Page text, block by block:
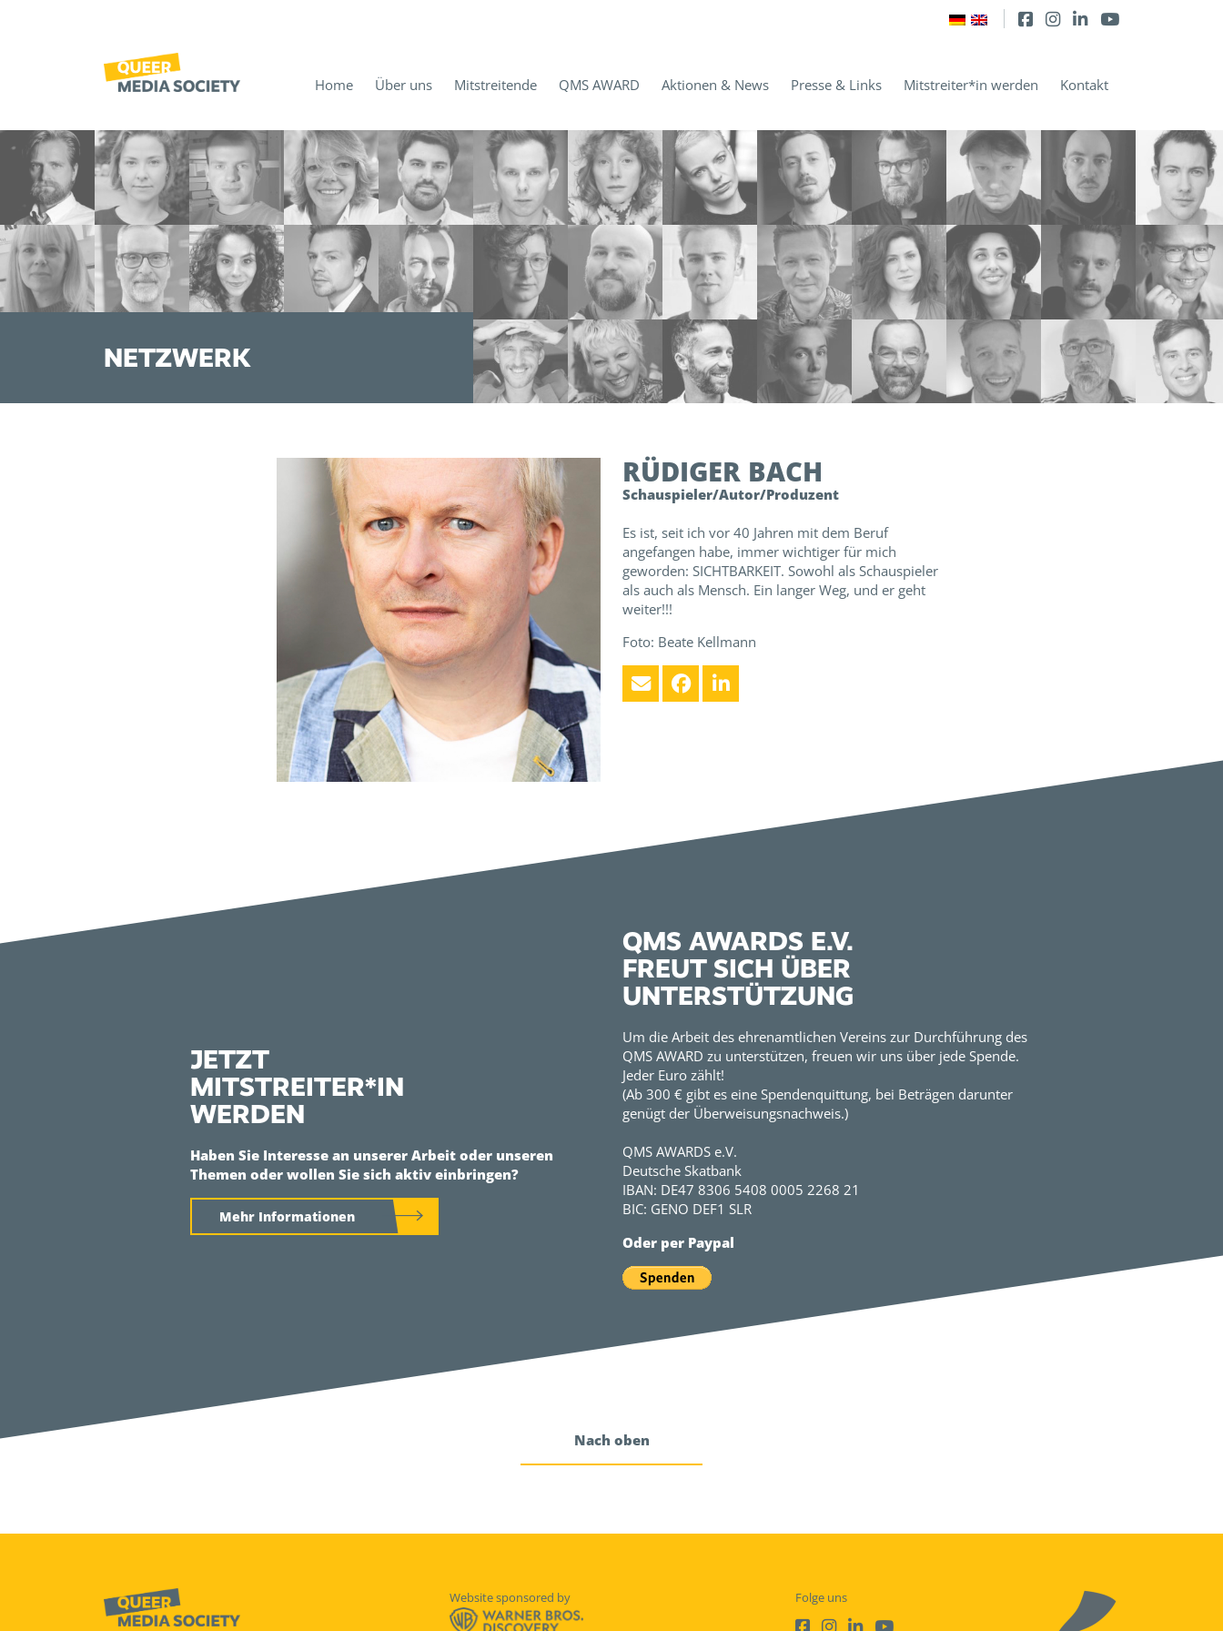
Home Über uns Mitstreitende QMS AWARD Aktionen & News Presse & Links Mitstreiter*in werden Kontakt
NETZWERK
RÜDIGER BACH
Schauspieler/Autor/Produzent
Es ist, seit ich vor 40 Jahren mit dem Beruf
angefangen habe, immer wichtiger für mich
geworden: SICHTBARKEIT. Sowohl als Schauspieler
als auch als Mensch. Ein langer Weg, und er geht
weiter!!!
Foto: Beate Kellmann
QMS AWARDS E.V.
FREUT SICH ÜBER
UNTERSTÜTZUNG
JETZT
MITSTREITER*IN
WERDEN
Haben Sie Interesse an unserer Arbeit oder unseren
Themen oder wollen Sie sich aktiv einbringen?
Mehr Informationen
Um die Arbeit des ehrenamtlichen Vereins zur Durchführung des
QMS AWARD zu unterstützen, freuen wir uns über jede Spende.
Jeder Euro zählt!
(Ab 300 € gibt es eine Spendenquittung, bei Beträgen darunter
genügt der Überweisungsnachweis.)
QMS AWARDS e.V.
Deutsche Skatbank
IBAN: DE47 8306 5408 0005 2268 21
BIC: GENO DEF1 SLR
Oder per Paypal
Nach oben
Website sponsored by Folge uns